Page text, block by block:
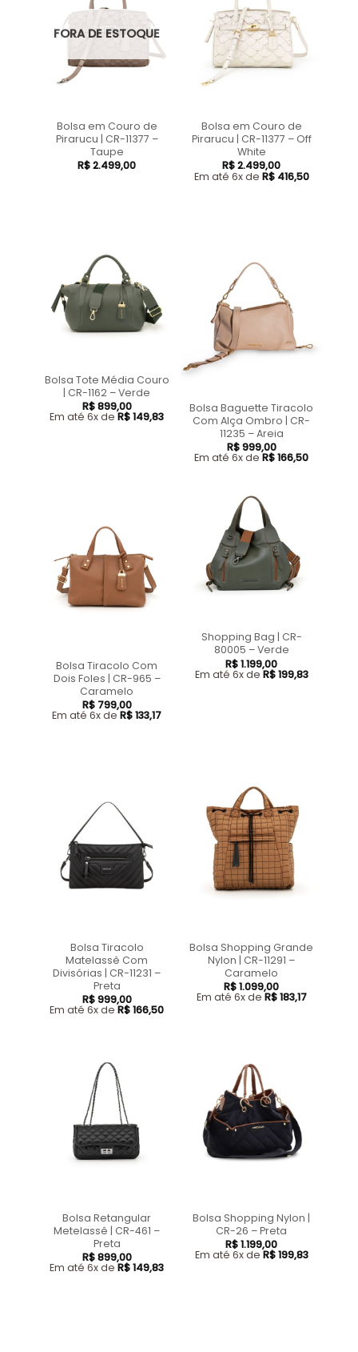
FORA DE ESTOQUE
Bolsa em Couro de
Pirarucu | CR-11377 –
Taupe
R$2.499,00
Bolsa em Couro de
Pirarucu | CR-11377 – Off
White
R$2.499,00
Em até 6x de R$416,50
Bolsa Tote Média Couro
| CR-1162 – Verde
R$899,00
Em até 6x de R$149,83
Bolsa Baguette Tiracolo
Com Alça Ombro | CR-
11235 – Areia
R$999,00
Em até 6x de R$166,50
Bolsa Tiracolo Com
Dois Foles | CR-965 –
Caramelo
R$799,00
Em até 6x de R$133,17
Shopping Bag | CR-
80005 – Verde
R$1.199,00
Em até 6x de R$199,83
Bolsa Tiracolo
Matelassê Com
Divisórias | CR-11231 –
Preta
R$999,00
Em até 6x de R$166,50
Bolsa Shopping Grande
Nylon | CR-11291 –
Caramelo
R$1.099,00
Em até 6x de R$183,17
Bolsa Retangular
Metelassê | CR-461 –
Preta
R$899,00
Em até 6x de R$149,83
Bolsa Shopping Nylon |
CR-26 – Preta
R$1.199,00
Em até 6x de R$199,83